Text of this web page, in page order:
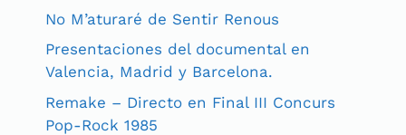
No M’aturaré de Sentir Renous
Presentaciones del documental en
Valencia, Madrid y Barcelona.
Remake – Directo en Final III Concurs
Pop-Rock 1985